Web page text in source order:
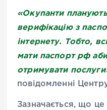
«Окупанти
верифікацію з
інтернету. Тобто,
мати паспорт рф
отримувати
повідомленні
Зазначається, що